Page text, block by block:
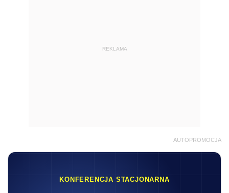
REKLAMA
AUTOPROMOCJA
KONFERENCJA STACJONARNA